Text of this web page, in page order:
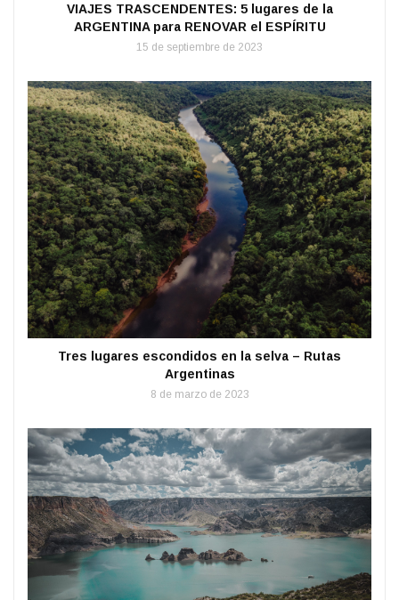
VIAJES TRASCENDENTES: 5 lugares de la
ARGENTINA para RENOVAR el ESPÍRITU
15 de septiembre de 2023
Tres lugares escondidos en la selva – Rutas
Argentinas
8 de marzo de 2023